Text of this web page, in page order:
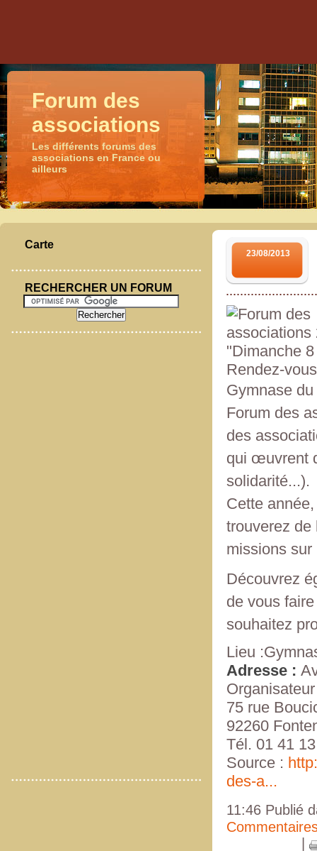
Forum des
associations
Les différents forums des
associations en France ou
ailleurs
Carte
RECHERCHER UN FORUM
23/08/2013
"Dimanche
Rendez-
Gymnase
Forum des
des
qui œuvrent
solidarité...).
Cette
trouverez de
missions
Découvrez
de vous
souhaitez
Lieu :
Adresse :
75 rue
92260
Tél. 01 41
Source :
des-a...
11:46 Publié